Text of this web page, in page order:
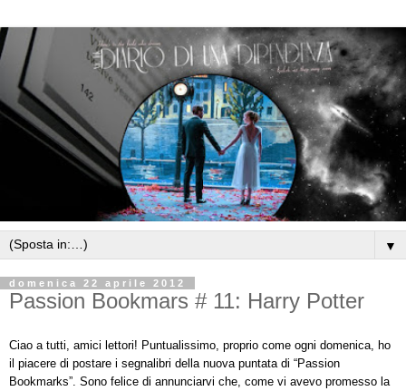
▼
domenica 22 aprile 2012
Passion Bookmars # 11: Harry Potter
Ciao a tutti, amici lettori! Puntualissimo, proprio come ogni domenica, ho
il piacere di postare i segnalibri della nuova puntata di “Passion
Bookmarks”. Sono felice di annunciarvi che, come vi avevo promesso la